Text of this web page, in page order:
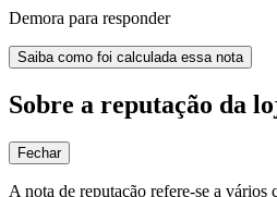
Demora para responder
Saiba como foi calculada essa nota
Sobre a reputação da
Fechar
A nota de reputação refere-se a vários